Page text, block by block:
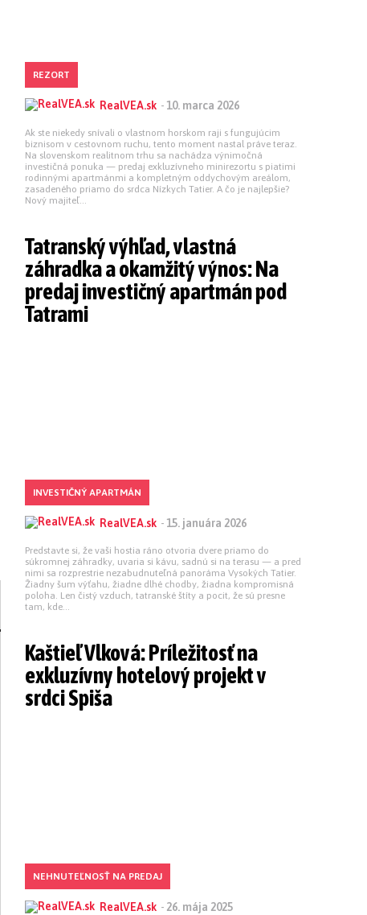
REZORT
RealVEA.sk - 10. marca 2026
Ak ste niekedy snívali o vlastnom horskom raji s fungujúcim
biznisom v cestovnom ruchu, tento moment nastal práve teraz.
Na slovenskom realitnom trhu sa nachádza výnimočná
investičná ponuka — predaj exkluzívneho minirezortu s piatimi
rodinnými apartmánmi a kompletným oddychovým areálom,
zasadeného priamo do srdca Nízkych Tatier. A čo je najlepšie?
Nový majiteľ...
Tatranský výhľad, vlastná
záhradka a okamžitý výnos: Na
predaj investičný apartmán pod
Tatrami
INVESTIČNÝ APARTMÁN
RealVEA.sk - 15. januára 2026
Predstavte si, že vaši hostia ráno otvoria dvere priamo do
súkromnej záhradky, uvaria si kávu, sadnú si na terasu — a pred
nimi sa rozprestrie nezabudnuteľná panoráma Vysokých Tatier.
Žiadny šum výťahu, žiadne dlhé chodby, žiadna kompromisná
poloha. Len čistý vzduch, tatranské štíty a pocit, že sú presne
tam, kde...
Kaštieľ Vlková: Príležitosť na
exkluzívny hotelový projekt v
srdci Spiša
NEHNUTEĽNOSŤ NA PREDAJ
RealVEA.sk - 26. mája 2025